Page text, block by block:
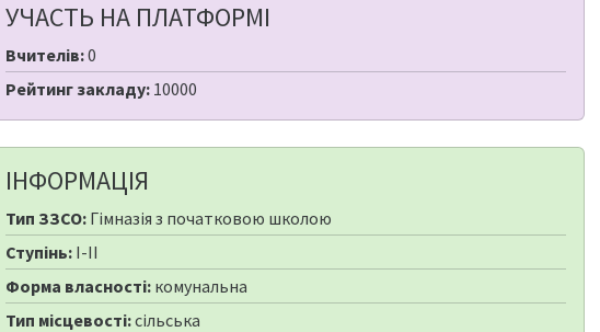
УЧАСТЬ НА ПЛАТФОРМІ
Вчителів:0
Рейтинг закладу: 10000
ІНФОРМАЦІЯ
Тип ЗЗСО: Гімназія з початковою школою
Ступінь: I-II
Форма власності: комунальна
Тип місцевості:сільська